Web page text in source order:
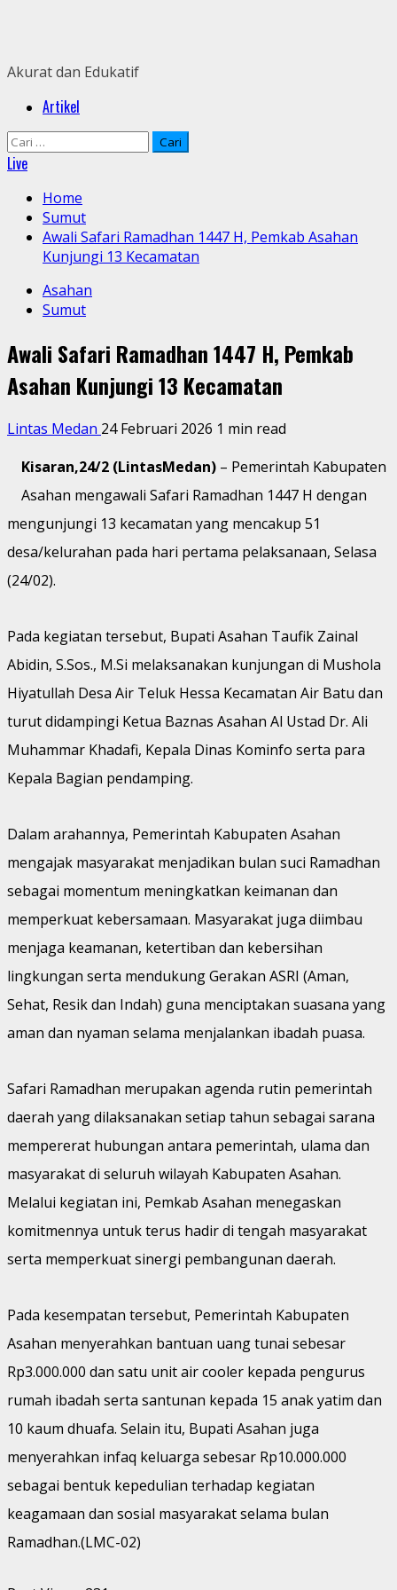
Akurat dan Edukatif
PrimaryArtikel
Cari
untuk:
Live
Home
Sumut
Awali Safari Ramadhan 1447 H, Pemkab Asahan
Kunjungi 13 Kecamatan
Asahan
Sumut
Awali Safari Ramadhan 1447 H, Pemkab
Asahan Kunjungi 13 Kecamatan
Lintas Medan 24 Februari 2026 1 min read
Kisaran,24/2 (LintasMedan) – Pemerintah Kabupaten
Asahan mengawali Safari Ramadhan 1447 H dengan
mengunjungi 13 kecamatan yang mencakup 51
desa/kelurahan pada hari pertama pelaksanaan, Selasa
(24/02).
Pada kegiatan tersebut, Bupati Asahan Taufik Zainal
Abidin, S.Sos., M.Si melaksanakan kunjungan di Mushola
Hiyatullah Desa Air Teluk Hessa Kecamatan Air Batu dan
turut didampingi Ketua Baznas Asahan Al Ustad Dr. Ali
Muhammar Khadafi, Kepala Dinas Kominfo serta para
Kepala Bagian pendamping.
Dalam arahannya, Pemerintah Kabupaten Asahan
mengajak masyarakat menjadikan bulan suci Ramadhan
sebagai momentum meningkatkan keimanan dan
memperkuat kebersamaan. Masyarakat juga diimbau
menjaga keamanan, ketertiban dan kebersihan
lingkungan serta mendukung Gerakan ASRI (Aman,
Sehat, Resik dan Indah) guna menciptakan suasana yang
aman dan nyaman selama menjalankan ibadah puasa.
Safari Ramadhan merupakan agenda rutin pemerintah
daerah yang dilaksanakan setiap tahun sebagai sarana
mempererat hubungan antara pemerintah, ulama dan
masyarakat di seluruh wilayah Kabupaten Asahan.
Melalui kegiatan ini, Pemkab Asahan menegaskan
komitmennya untuk terus hadir di tengah masyarakat
serta memperkuat sinergi pembangunan daerah.
Pada kesempatan tersebut, Pemerintah Kabupaten
Asahan menyerahkan bantuan uang tunai sebesar
Rp3.000.000 dan satu unit air cooler kepada pengurus
rumah ibadah serta santunan kepada 15 anak yatim dan
10 kaum dhuafa. Selain itu, Bupati Asahan juga
menyerahkan infaq keluarga sebesar Rp10.000.000
sebagai bentuk kepedulian terhadap kegiatan
keagamaan dan sosial masyarakat selama bulan
Ramadhan.(LMC-02)